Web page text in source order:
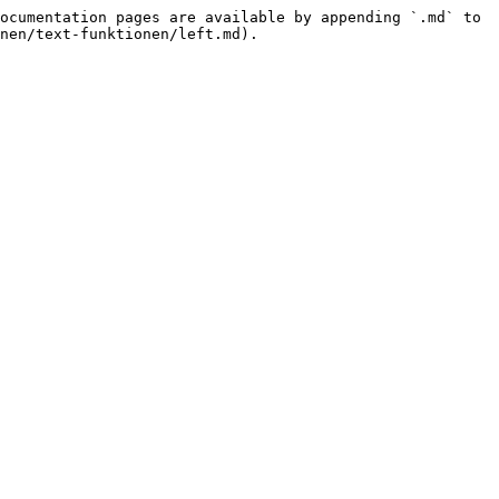
pages are available by appending `.md` to
text-funktionen/left.md).